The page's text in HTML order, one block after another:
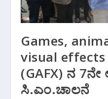
Games,
visual
(GAFX) ನ 7ನೇ
ಸಿ.ಎಂ.ಚಾಲನೆ